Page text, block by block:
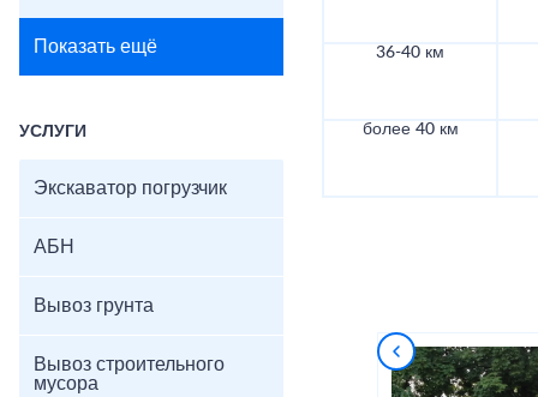
Показать ещё
УСЛУГИ
Экскаватор погрузчик
АБН
Вывоз грунта
Вывоз строительного
мусора
36-40 км
более 40 км